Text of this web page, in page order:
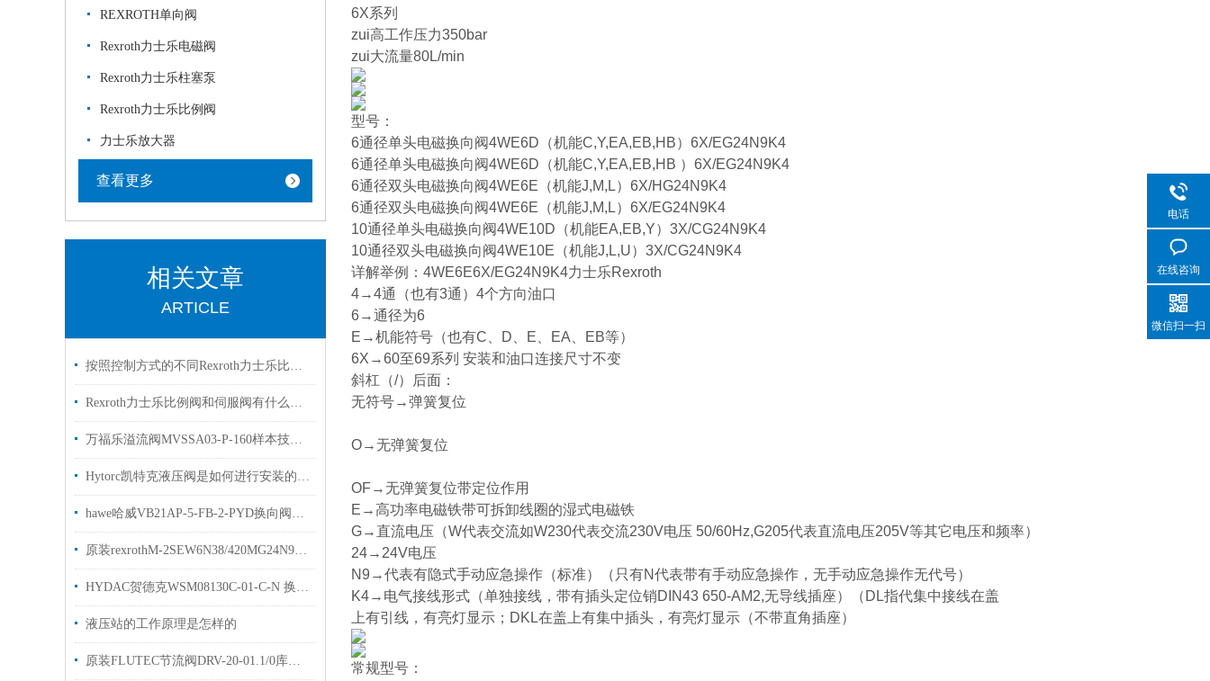
REXROTH单向阀
Rexroth力士乐电磁阀
Rexroth力士乐柱塞泵
Rexroth力士乐比例阀
力士乐放大器
查看更多
相关文章
ARTICLE
按照控制方式的不同Rexroth力士乐比例阀可以分为3大类别
Rexroth力士乐比例阀和伺服阀有什么区别？看完这篇文章你就明白了
万福乐溢流阀MVSSA03-P-160样本技术参数盾构机使用
Hytorc凯特克液压阀是如何进行安装的？你可知晓？
hawe哈威VB21AP-5-FB-2-PYD换向阀组哈维优势出售
原装rexrothM-2SEW6N38/420MG24N9K4力士乐油液阀质保一年
HYDAC贺德克WSM08130C-01-C-N 换向阀库存出售
液压站的工作原理是怎样的
原装FLUTEC节流阀DRV-20-01.1/0库存现货DRV-25-01.X/0贺德克单向阀
6X系列
zui高工作压力350bar
zui大流量80L/min
型号：
6通径单头电磁换向阀4WE6D（机能C,Y,EA,EB,HB）6X/EG24N9K4
6通径单头电磁换向阀4WE6D（机能C,Y,EA,EB,HB ）6X/EG24N9K4
6通径双头电磁换向阀4WE6E（机能J,M,L）6X/HG24N9K4
6通径双头电磁换向阀4WE6E（机能J,M,L）6X/EG24N9K4
10通径单头电磁换向阀4WE10D（机能EA,EB,Y）3X/CG24N9K4
10通径双头电磁换向阀4WE10E（机能J,L,U）3X/CG24N9K4
详解举例：4WE6E6X/EG24N9K4力士乐Rexroth
4→4通（也有3通）4个方向油口
6→通径为6
E→机能符号（也有C、D、E、EA、EB等）
6X→60至69系列 安装和油口连接尺寸不变
斜杠（/）后面：
无符号→弹簧复位
O→无弹簧复位
OF→无弹簧复位带定位作用
E→高功率电磁铁带可拆卸线圈的湿式电磁铁
G→直流电压（W代表交流如W230代表交流230V电压 50/60Hz,G205代表直流电压205V等其它电压和频率）
24→24V电压
N9→代表有隐式手动应急操作（标准）（只有N代表带有手动应急操作，无手动应急操作无代号）
K4→电气接线形式（单独接线，带有插头定位销DIN43 650-AM2,无导线插座）（DL指代集中接线在盖
上有引线，有亮灯显示；DKL在盖上有集中插头，有亮灯显示（不带直角插座）
常规型号：
电话
在线咨询
微信扫一扫